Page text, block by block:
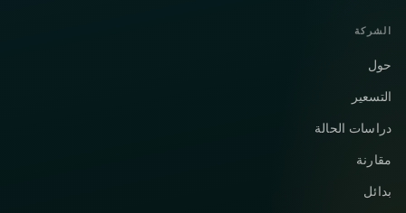
الشركة
حول
التسعير
دراسات الحالة
مقارنة
بدائل